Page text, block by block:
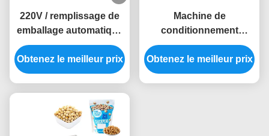
220V / remplissage de
emballage automatique
vertical des machines
380V et sucrerie de
scellage de sac
Obtenez le meilleur prix
Machine de
conditionnement
individuelle de sucrerie
automatique 2.5kw
mécanique
Obtenez le meilleur prix